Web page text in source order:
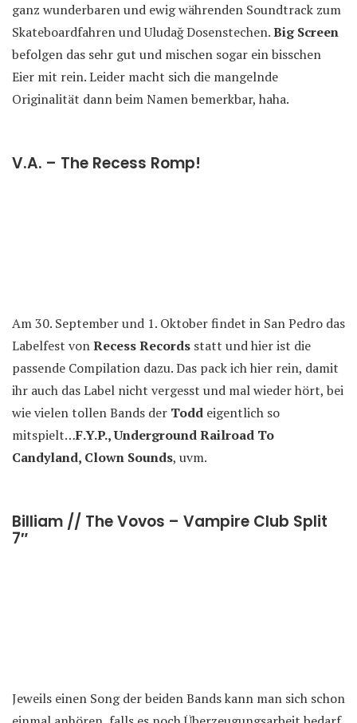
ganz wunderbaren und ewig währenden Soundtrack zum
Skateboardfahren und Uludağ Dosenstechen.Big Screen
befolgen das sehr gut und mischen sogar ein bisschen
Eier mit rein. Leider macht sich die mangelnde
Originalität dann beim Namen bemerkbar, haha.
V.A. – The Recess Romp!
Am 30. September und 1. Oktober findet in San Pedro das
Labelfest vonRecess Records statt und hier ist die
passende Compilation dazu. Das pack ich hier rein, damit
ihr auch das Label nicht vergesst und mal wieder hört, bei
wie vielen tollen Bands der Todd eigentlich so
mitspielt…F.Y.P., Underground Railroad To
Candyland, Clown Sounds, uvm.
Billiam // The Vovos – Vampire Club Split
7″
Jeweils einen Song der beiden Bands kann man sich schon